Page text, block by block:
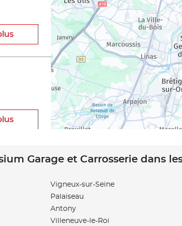
Garage et Carrosserie dans
Vigneux-sur-Seine
Palaiseau
Antony
Villeneuve-le-Roi